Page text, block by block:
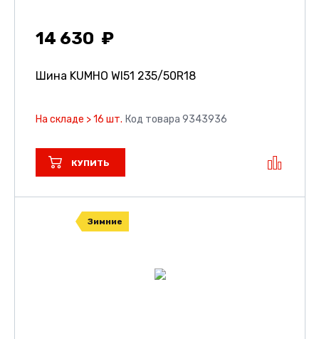
14 630
Шина KUMHO WI51 235/50R18
На складе > 16 шт. Код товара 9343936
КУПИТЬ
Зимние